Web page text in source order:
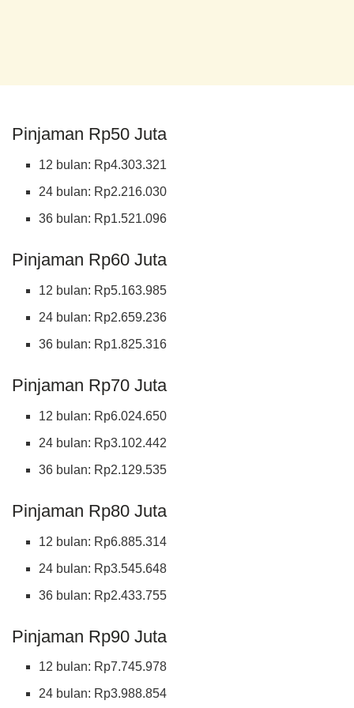
Pinjaman Rp50 Juta
12 bulan: Rp4.303.321
24 bulan: Rp2.216.030
36 bulan: Rp1.521.096
Pinjaman Rp60 Juta
12 bulan: Rp5.163.985
24 bulan: Rp2.659.236
36 bulan: Rp1.825.316
Pinjaman Rp70 Juta
12 bulan: Rp6.024.650
24 bulan: Rp3.102.442
36 bulan: Rp2.129.535
Pinjaman Rp80 Juta
12 bulan: Rp6.885.314
24 bulan: Rp3.545.648
36 bulan: Rp2.433.755
Pinjaman Rp90 Juta
12 bulan: Rp7.745.978
24 bulan: Rp3.988.854